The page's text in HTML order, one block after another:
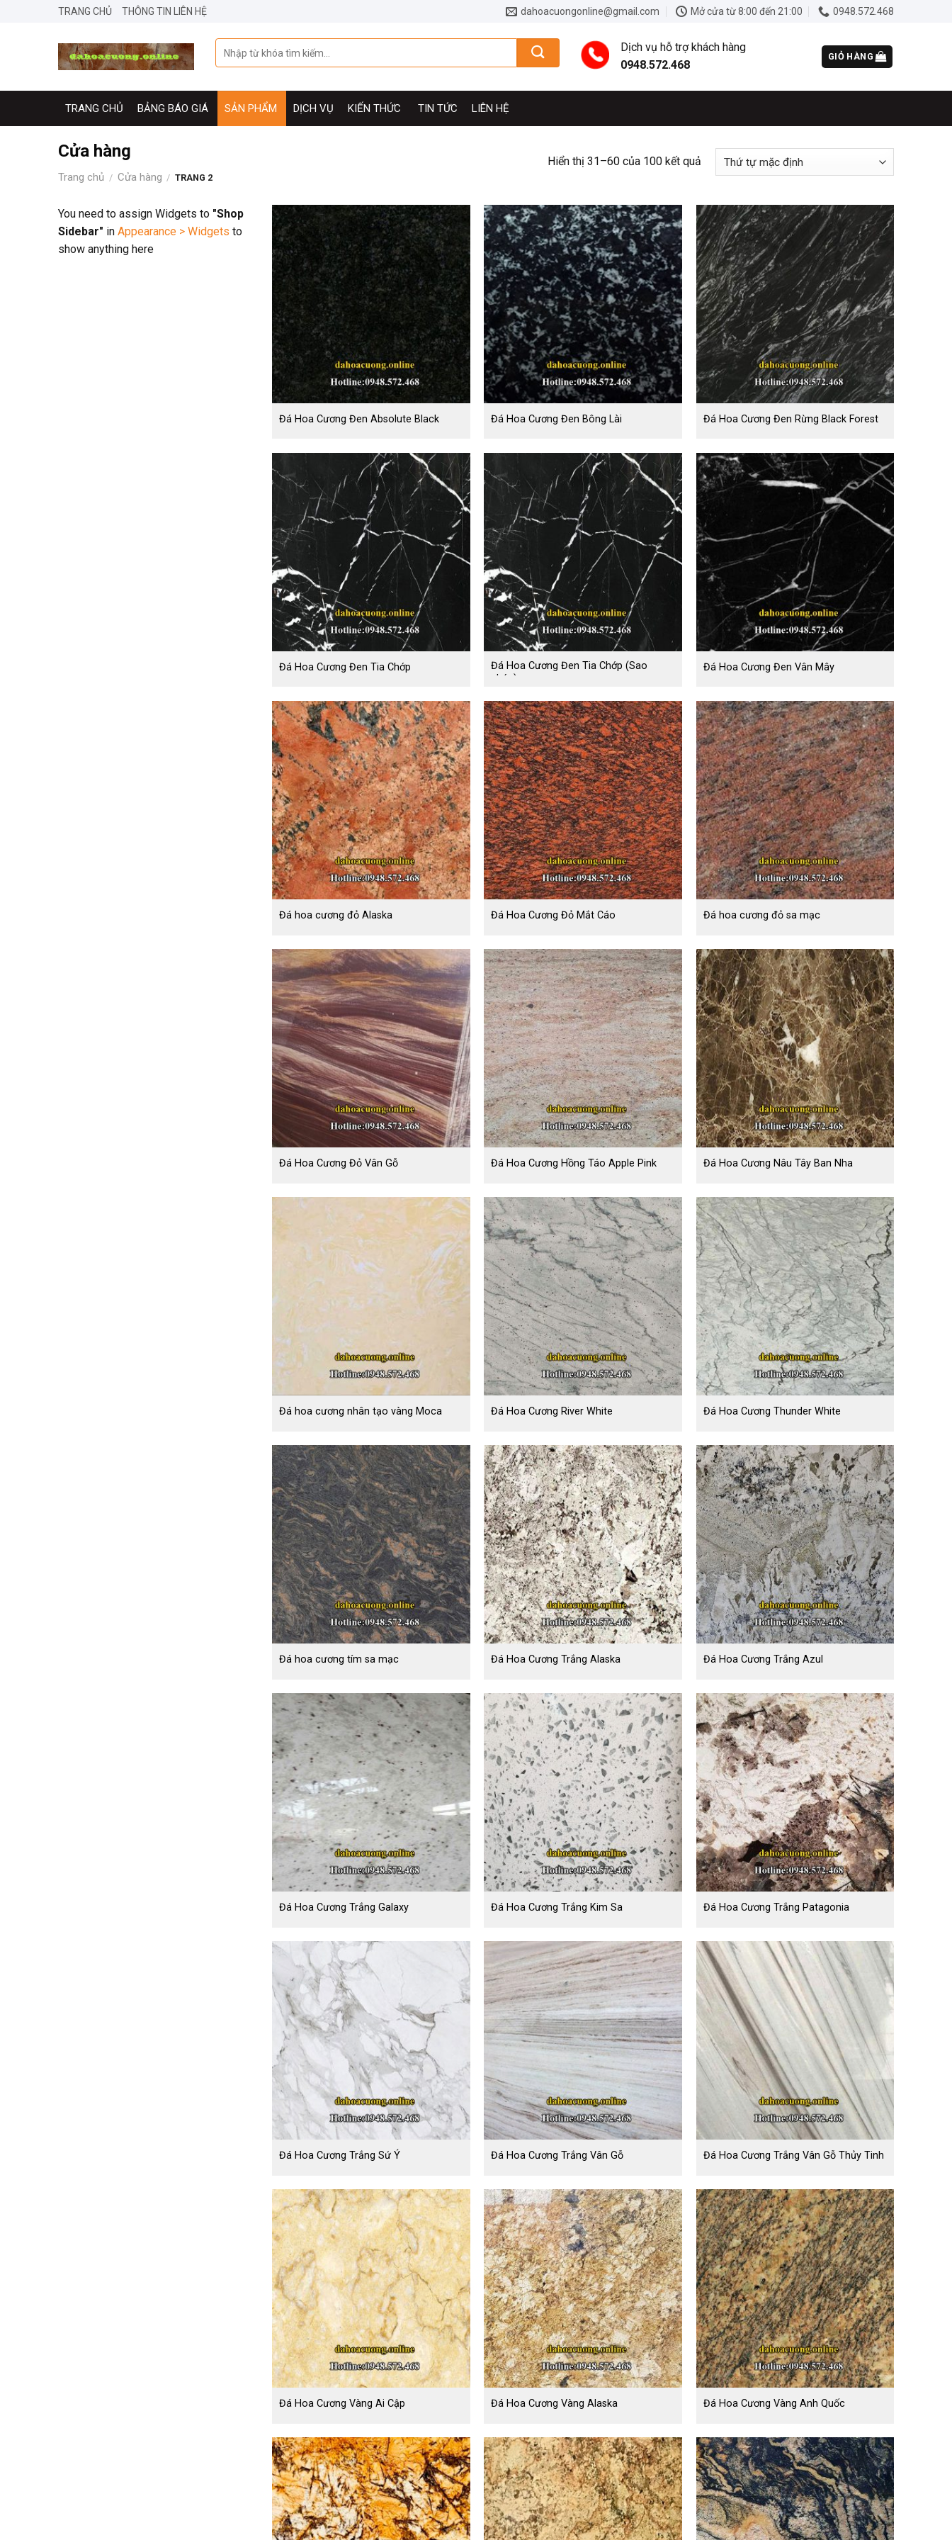
TRANG CHỦ THÔNG TIN LIÊN HỆ dahoacuongonline@gmail.com Mở cửa từ 8:00 đến 21:00 0948.572.468
kiếm:
Dịch vụ hỗ trợ khách hàng
0948.572.468
GIỎ HÀNG
TRANG CHỦ BẢNG BÁO GIÁ SẢN PHẨM DỊCH VỤ KIẾN THỨC TIN TỨC LIÊN HỆ
Cửa hàng
Trang chủ / Cửa hàng / TRANG 2
Hiển thị 31–60 của 100 kết quả
You need to assign Widgets to "Shop
Sidebar" in Appearance > Widgets to
show anything here
Đá Hoa Cương Đen Absolute Black Đá Hoa Cương Đen Bông Lài Đá Hoa Cương Đen Rừng Black Forest
Đá Hoa Cương Đen Tia Chớp
Đá Hoa Cương Đen Tia Chớp (Sao
chép)
Đá Hoa Cương Đen Vân Mây
Đá hoa cương đỏ Alaska Đá Hoa Cương Đỏ Mắt Cáo Đá hoa cương đỏ sa mạc
Đá Hoa Cương Đỏ Vân Gỗ Đá Hoa Cương Hồng Táo Apple Pink Đá Hoa Cương Nâu Tây Ban Nha
Đá hoa cương nhân tạo vàng Moca Đá Hoa Cương River White Đá Hoa Cương Thunder White
Đá hoa cương tím sa mạc Đá Hoa Cương Trắng Alaska Đá Hoa Cương Trắng Azul
Đá Hoa Cương Trắng Galaxy Đá Hoa Cương Trắng Kim Sa Đá Hoa Cương Trắng Patagonia
Đá Hoa Cương Trắng Sứ Ý Đá Hoa Cương Trắng Vân Gỗ Đá Hoa Cương Trắng Vân Gỗ Thủy Tinh
Đá Hoa Cương Vàng Ai Cập Đá Hoa Cương Vàng Alaska Đá Hoa Cương Vàng Anh Quốc